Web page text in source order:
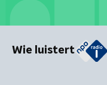
Wie luistert